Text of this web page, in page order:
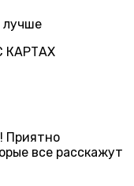
лучше
КАРТАХ
Приятно
все расскажут